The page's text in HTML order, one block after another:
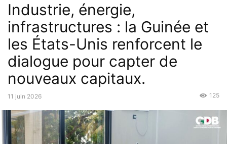
Industrie, énergie,
infrastructures : la Guinée et
les États-Unis renforcent le
dialogue pour capter de
nouveaux capitaux.
11 juin 2026 125